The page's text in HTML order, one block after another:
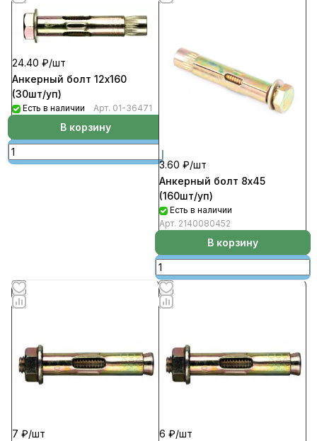
24.40 ₽/шт
Анкерный болт 12х160
(30шт/уп)
Есть в наличии Арт. 01-36471
В корзину
3.60 ₽/шт
Анкерный болт 8х45
(160шт/уп)
Есть в наличии
Арт. 2140080452
В корзину
7 ₽/шт
6 ₽/шт